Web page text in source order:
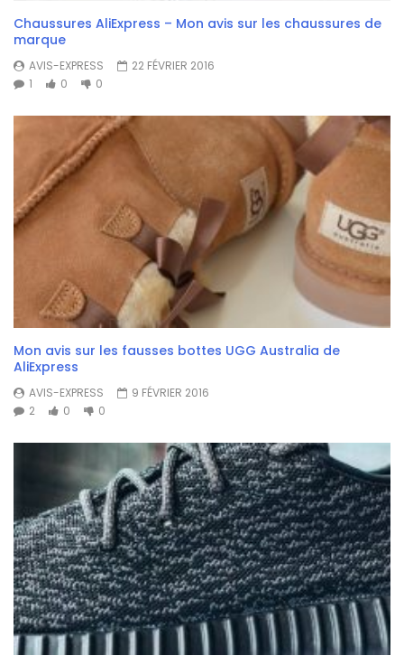
Chaussures AliExpress – Mon avis sur les chaussures de
marque
AVIS-EXPRESS
22 FÉVRIER 2016
1
0 0
Mon avis sur les fausses bottes UGG Australia de
AliExpress
AVIS-EXPRESS
9 FÉVRIER 2016
2
0 0